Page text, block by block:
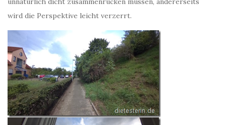
wird die Perspektive leicht verzerrt.